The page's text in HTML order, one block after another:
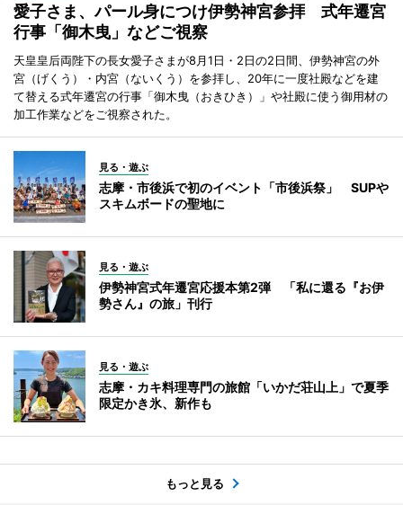
愛子さま、パール身につけ伊勢神宮参拝 式年遷宮
行事「御木曳」などご視察
天皇皇后両陛下の長女愛子さまが8月1日・2日の2日間、伊勢神宮の外
宮（げくう）・内宮（ないくう）を参拝し、20年に一度社殿などを建
て替える式年遷宮の行事「御木曳（おきひき）」や社殿に使う御用材の
加工作業などをご視察された。
見る・遊ぶ
志摩・市後浜で初のイベント「市後浜祭」 SUPや
スキムボードの聖地に
見る・遊ぶ
伊勢神宮式年遷宮応援本第2弾 「私に還る『お伊
勢さん』の旅」刊行
見る・遊ぶ
志摩・カキ料理専門の旅館「いかだ荘山上」で夏季
限定かき氷、新作も
もっと見る